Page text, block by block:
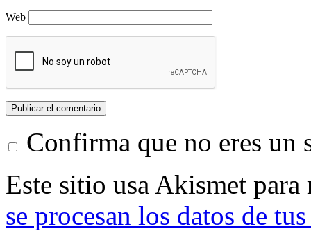
Web
Confirma que no eres un
Este sitio usa Akismet
se procesan los datos de